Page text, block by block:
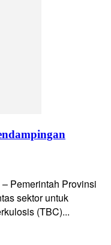
Pemerintah Provinsi
sektor untuk
(TBC)...